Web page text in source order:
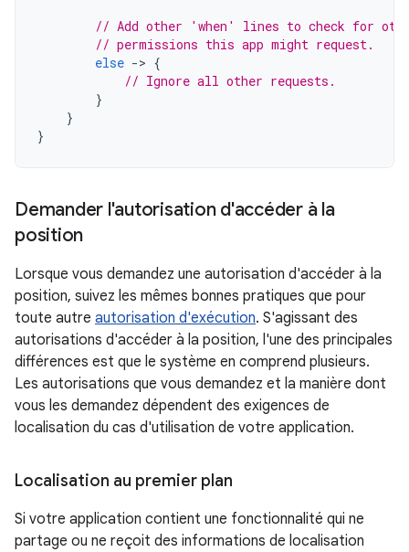
// Add other 'when' lines to check for
// permissions this app might request.
else -> {
// Ignore all other requests.
}
}
}
Demander l'autorisation d'accéder à la
position
Lorsque vous demandez une autorisation d'accéder à la
position, suivez les mêmes bonnes pratiques que pour
toute autre autorisation d'exécution. S'agissant des
autorisations d'accéder à la position, l'une des principales
différences est que le système en comprend plusieurs.
Les autorisations que vous demandez et la manière dont
vous les demandez dépendent des exigences de
localisation du cas d'utilisation de votre application.
Localisation au premier plan
Si votre application contient une fonctionnalité qui ne
partage ou ne reçoit des informations de localisation